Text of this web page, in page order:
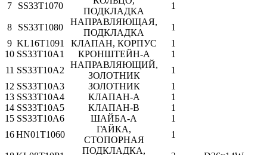
7
SS33T1070
ПОДКЛАДКА
1
8 SS33T1080
НАПРАВЛЯЮЩАЯ,
ПОДКЛАДКА
1
9 KL16T1091 КЛАПАН, КОРПУС
1
10 SS33T10A1 КРОНШТЕЙН-A
1
11 SS33T10A2
НАПРАВЛЯЮЩИЙ,
ЗОЛОТНИК
1
12 SS33T10A3 ЗОЛОТНИК
1
13 SS33T10A4 КЛАПАН-A
1
14 SS33T10A5 КЛАПАН-B
1
15 SS33T10A6 ШАЙБА-A
1
16HN01T1060
ГАЙКА,
СТОПОРНАЯ
1
ПОДКЛАДКА,